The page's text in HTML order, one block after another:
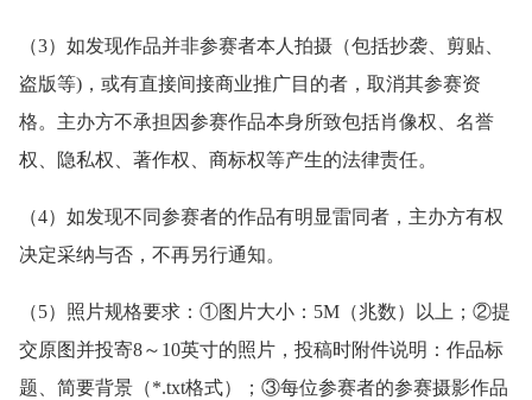
（3）如发现作品并非参赛者本人拍摄（包括抄袭、剪贴、
盗版等)，或有直接间接商业推广目的者，取消其参赛资
格。主办方不承担因参赛作品本身所致包括肖像权、名誉
权、隐私权、著作权、商标权等产生的法律责任。
（4）如发现不同参赛者的作品有明显雷同者，主办方有权
决定采纳与否，不再另行通知。
（5）照片规格要求：①图片大小：5M（兆数）以上；②提
交原图并投寄8～10英寸的照片，投稿时附件说明：作品标
题、简要背景（*.txt格式）；③每位参赛者的参赛摄影作品